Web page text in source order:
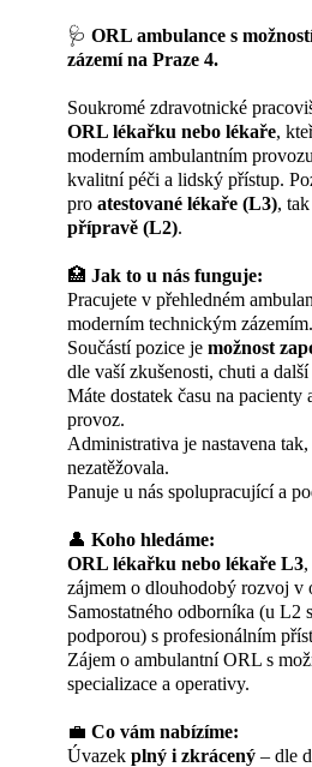
🩺 ORL ambulance s
zázemí na Praze 4.
Soukromé zdravotnické
ORL lékařku nebo lékaře,
moderním ambulantním
kvalitní péči a lidský přístup.
pro atestované lékaře (L3),
přípravě (L2).
🏥 Jak to u nás funguje:
Pracujete v přehledném
moderním technickým zázemím.
Součástí pozice je možnost
dle vaší zkušenosti, chuti a
Máte dostatek času na pacienty
provoz.
Administrativa je nastavena
nezatěžovala.
Panuje u nás spolupracující a
👤 Koho hledáme:
ORL lékařku nebo lékaře L3
zájmem o dlouhodobý rozvoj v
Samostatného odborníka (u L2
podporou) s profesionálním
Zájem o ambulantní ORL s
specializace a operativy.
💼 Co vám nabízíme:
Úvazek plný i zkrácený – dle